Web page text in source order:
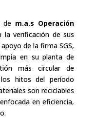
de m.a.s Operación
la verificación de sus
de la firma SGS,
en su planta de
más circular de
hitos del período
son reciclables
en eficiencia,